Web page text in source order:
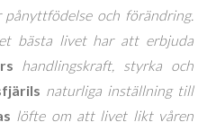
pånyttfödelse och förändring.
bästa livet har att erbjuda
handlingskraft, styrka och
naturliga inställning till
löfte om att livet likt våren